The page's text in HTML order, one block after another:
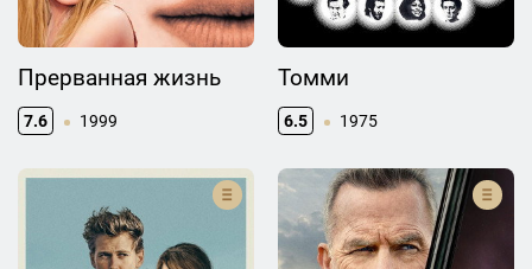
Прерванная жизнь
7.6 1999
Томми
6.5 1975